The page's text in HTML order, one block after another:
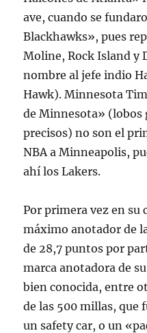
ave, cuando se
Blackhawks», pues
Moline, Rock Island y
nombre al jefe indio
Hawk). Minnesota
de Minnesota» (lobos
precisos) no son el
NBA a Minneapolis,
ahí los Lakers.
Por primera vez en su
máximo anotador de
de 28,7 puntos por
marca anotadora de
bien conocida, entre
de las 500 millas, que
un safety car, o un